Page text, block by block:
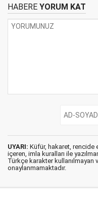
HABERE YORUM KAT
UYARI: Küfür, hakaret, rencide
içeren, imla kuralları ile
Türkçe karakter kullanılmayan
onaylanmamaktadır.